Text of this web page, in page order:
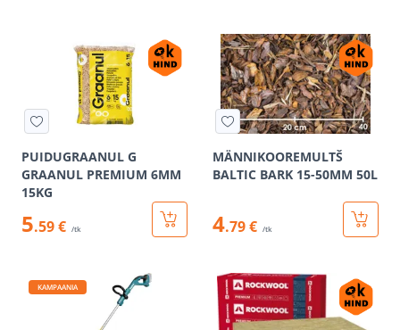
PUIDUGRAANUL G
GRAANUL PREMIUM 6MM
15KG
5.59 € /tk
MÄNNIKOOREMULTŠ
BALTIC BARK 15-50MM 50L
4.79 € /tk
KAMPAANIA